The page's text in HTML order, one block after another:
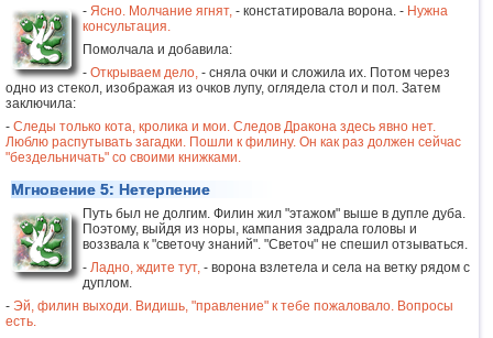
- Ясно. Молчание ягнят, - констатировала ворона. - Нужна
консультация.
Помолчала и добавила:
- Открываем дело, - сняла очки и сложила их. Потом через
одно из стекол, изображая из очков лупу, оглядела стол и пол. Затем
заключила:
- Следы только кота, кролика и мои. Следов Дракона здесь явно нет.
Люблю распутывать загадки. Пошли к филину. Он как раз должен сейчас
"бездельничать" со своими книжками.
Мгновение 5: Нетерпение
Путь был не долгим. Филин жил "этажом" выше в дупле дуба.
Поэтому, выйдя из норы, кампания задрала головы и
воззвала к "светочу знаний". "Светоч" не спешил отзываться.
- Ладно, ждите тут, - ворона взлетела и села на ветку рядом с
дуплом.
- Эй, филин выходи. Видишь, "правление" к тебе пожаловало. Вопросы
есть.